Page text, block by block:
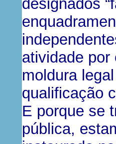
designados
atividade por
moldura
qualificação
E porque se
pública,